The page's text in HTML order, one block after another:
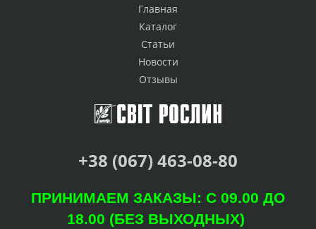
Главная
Каталог
Статьи
Новости
Отзывы
+38 (067) 463-08-80
ПРИНИМАЕМ ЗАКАЗЫ: С 09.00 ДО
18.00 (БЕЗ ВЫХОДНЫХ)